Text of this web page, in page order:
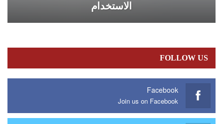
الاستخدام
FOLLOW US
Facebook
Join us on Facebook